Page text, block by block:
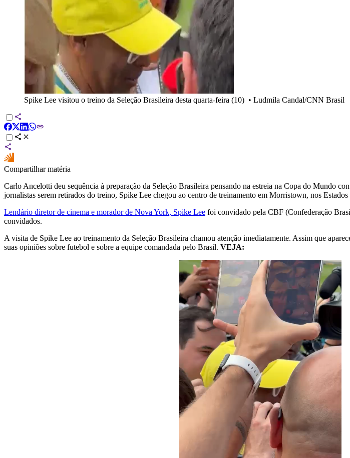
Spike Lee visitou o treino da Seleção Brasileira desta quarta-feira (10) • Ludmila Candal/CNN Brasil
Compartilhar matéria
Carlo Ancelotti deu sequência à preparação da Seleção Brasileira pensando na estreia na Copa do Mundo
jornalistas serem retirados do treino, Spike Lee chegou ao centro de treinamento em Morristown, nos
Lendário diretor de cinema e morador de Nova York, Spike Lee foi convidado pela CBF (Confederação
convidados.
A visita de Spike Lee ao treinamento da Seleção Brasileira chamou atenção imediatamente. Assim que
suas opiniões sobre futebol e sobre a equipe comandada pelo Brasil. VEJA: